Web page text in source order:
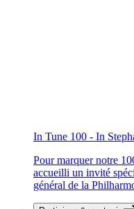
In Tune 100 - In
Pour marquer notre
accueilli un invité
général de la